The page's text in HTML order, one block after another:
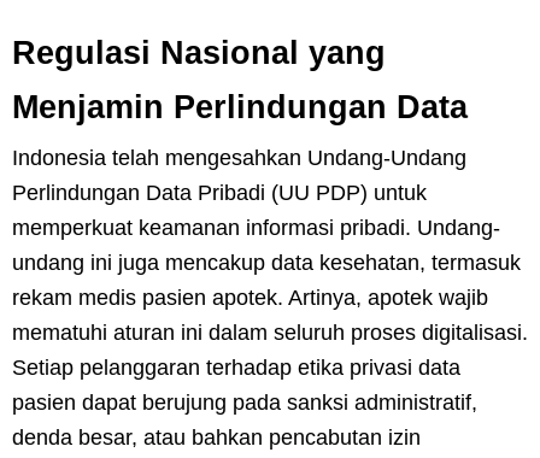
Regulasi Nasional yang
Menjamin Perlindungan Data
Indonesia telah mengesahkan Undang-Undang
Perlindungan Data Pribadi (UU PDP) untuk
memperkuat keamanan informasi pribadi. Undang-
undang ini juga mencakup data kesehatan, termasuk
rekam medis pasien apotek. Artinya, apotek wajib
mematuhi aturan ini dalam seluruh proses digitalisasi.
Setiap pelanggaran terhadap etika privasi data
pasien dapat berujung pada sanksi administratif,
denda besar, atau bahkan pencabutan izin